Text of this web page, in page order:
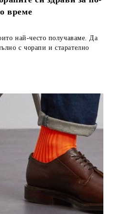
време
най-често получаваме. Да
с чорапи и старателно